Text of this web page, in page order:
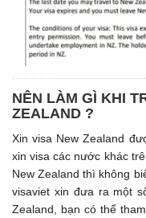
NÊN LÀM GÌ KHI
ZEALAND ?
Xin visa New Zealand
xin visa các nước khác
New Zealand thì không
visaviet xin đưa ra một
Zealand, bạn có thể